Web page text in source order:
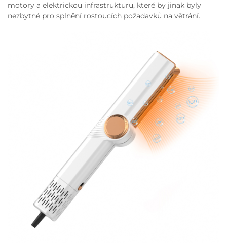
motory a elektrickou infrastrukturu, které by jinak byly
nezbytné pro splnění rostoucích požadavků na větrání.